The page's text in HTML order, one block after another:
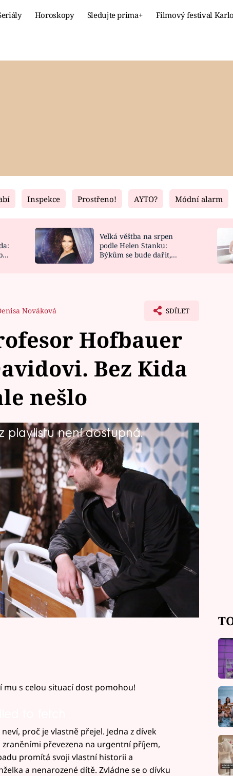
Horoskopy Sledujte prima+ Filmový festival
Fresh
NOVINKY
VIDEORECEPTY
Living
DESIGN
Inspekce Prostřeno! AYTO? Módní alarm
Velká věštba na srpen
podle Helen Stanku:
Býkům se bude dařit,
Nováková SDÍLET
Hofbauer
Bez Kida
nešlo
playlistu není dostupná.
že se rozhodl neumístit otce na
u sebe doma. Bohužel, v den, kdy
skolí ataka jeho nemoci, kdy
závažné činnosti jako postarat se o
mu s celou situací dost pomohou!
to fetch
to fetch
proč je vlastně přejel. Jedna z dívek
převezena na urgentní příjem,
promítá svoji vlastní historii a
a nenarozené dítě. Zvládne se o dívku